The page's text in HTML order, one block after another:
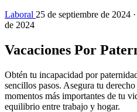
Laboral 25 de septiembre de 2024
de 2024
Vacaciones Por
Obtén tu incapacidad por
sencillos pasos. Asegura tu
momentos más importantes de tu
equilibrio entre trabajo y hogar.